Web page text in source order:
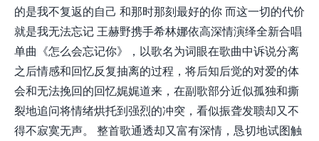
的是我不复返的自己 和那时那刻最好的你 而这一切的代价
就是我无法忘记 王赫野携手希林娜依高深情演绎全新合唱
单曲《怎么会忘记你》，以歌名为词眼在歌曲中诉说分离
之后情感和回忆反复抽离的过程，将后知后觉的对爱的体
会和无法挽回的回忆娓娓道来，在副歌部分近似孤独和撕
裂地追问将情绪烘托到强烈的冲突，看似振聋发聩却又不
得不寂寞无声。 整首歌通透却又富有深情，恳切地试图触